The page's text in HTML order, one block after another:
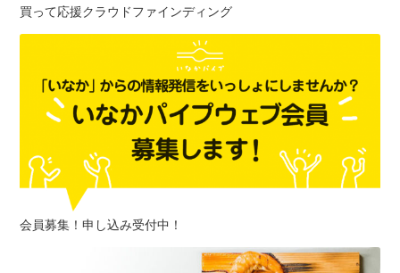
買って応援クラウドファインディング
会員募集！申し込み受付中！